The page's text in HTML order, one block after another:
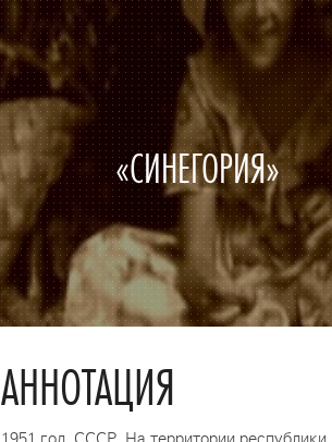
«СИНЕГОРИЯ»
АННОТАЦИЯ